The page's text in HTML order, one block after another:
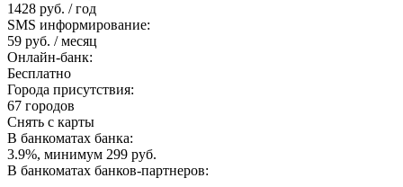
1428 руб. / год
SMS информирование:
59 руб. / месяц
Онлайн-банк:
Бесплатно
Города присутствия:
67 городов
Снять с карты
В банкоматах банка:
3.9%, минимум 299 руб.
В банкоматах банков-партнеров: